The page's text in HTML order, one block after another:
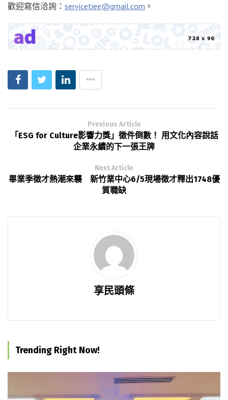
歡迎寫信洽詢： servicetiee@gmail.com 。
Previous Article
「ESG for Culture影響力獎」徵件倒數！ 用文化內容說話
企業永續的下一張王牌
Next Article
畢業季徵才熱潮來襲 新竹業中心6/5現場徵才釋出1748優
質職缺
享民頭條
Trending Right Now!